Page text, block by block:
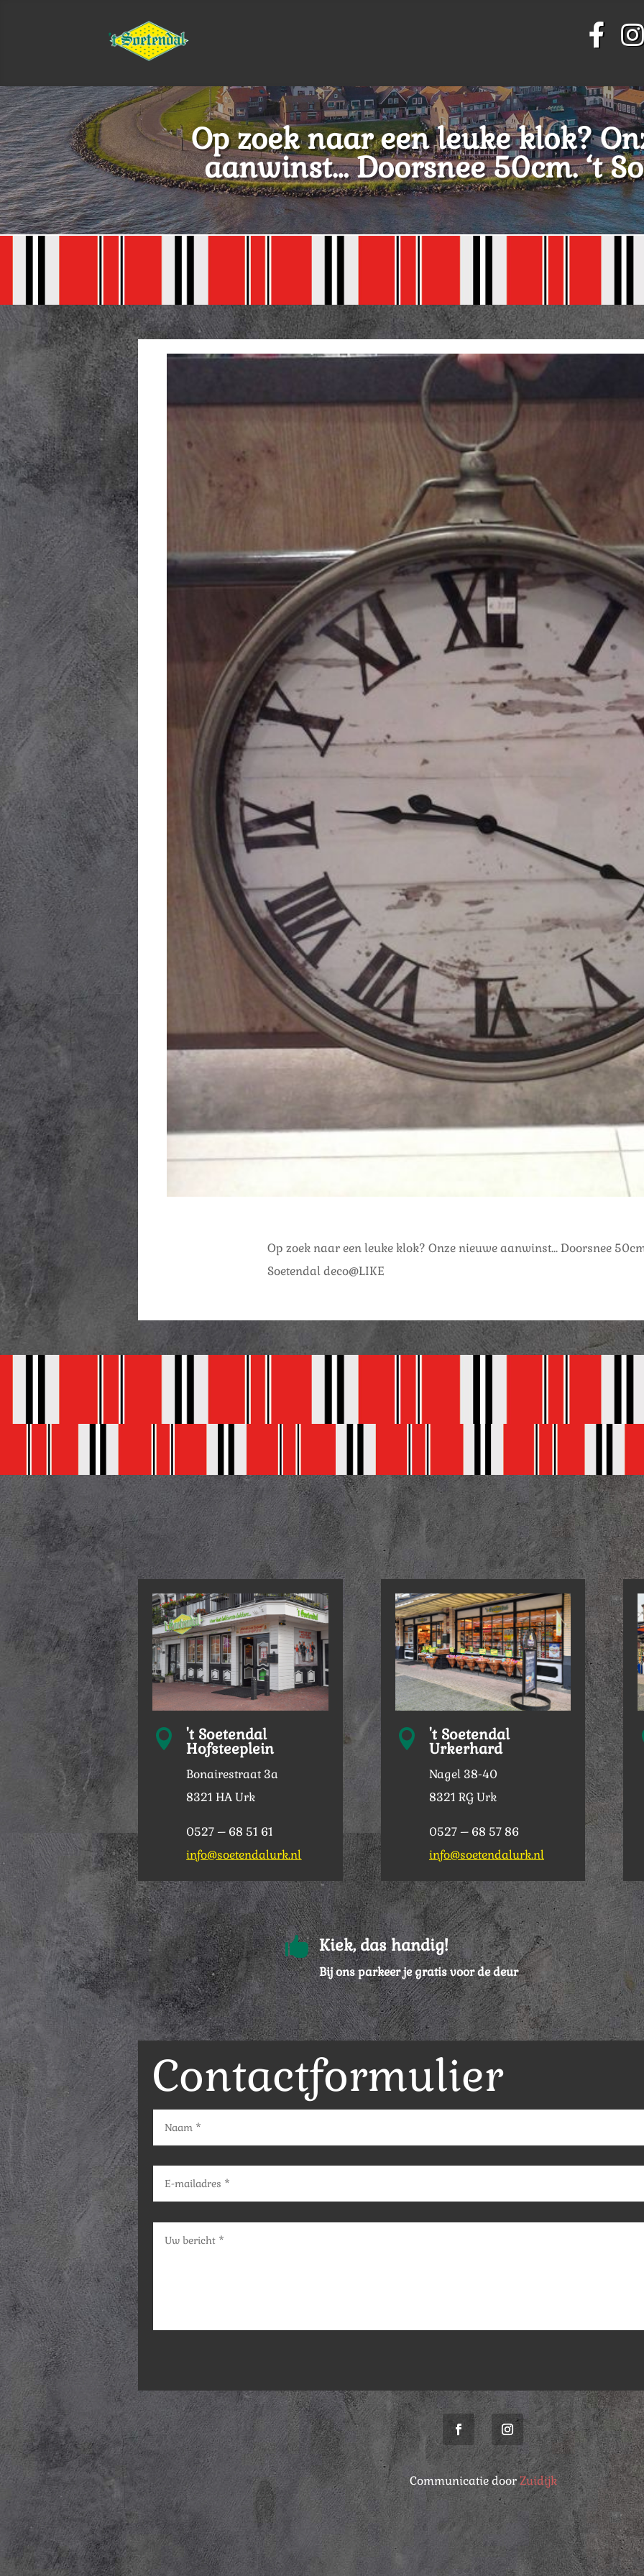
Op zoek naar een leuke klok?
aanwinst… Doorsnee 50cm. ‘t
Op zoek naar een leuke klok? Onze nieuwe aanwinst… Doorsnee
Soetendal deco@LIKE
 't Soetendal
Hofsteeplein
Bonairestraat 3a
8321 HA Urk
0527 – 68 51 61
info@soetendalurk.nl
 't Soetendal
Urkerhard
Nagel 38-40
8321 RG Urk
0527 – 68 57 86
info@soetendalurk.nl
 Kiek, das handig!
Bij ons parkeer je gratis voor de deur
Contactformulier
Communicatie doorZuidijk